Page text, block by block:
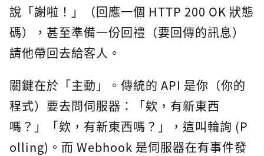
說「謝啦！」（回應一個 HTTP 200 OK 狀態
碼），甚至準備一份回禮（要回傳的訊息）
請他帶回去給客人。
關鍵在於「主動」。傳統的 API 是你（你的
程式）要去問伺服器：「欸，有新東西
嗎？」「欸，有新東西嗎？」，這叫輪詢 (P
olling)。而 Webhook 是伺服器在有事件發